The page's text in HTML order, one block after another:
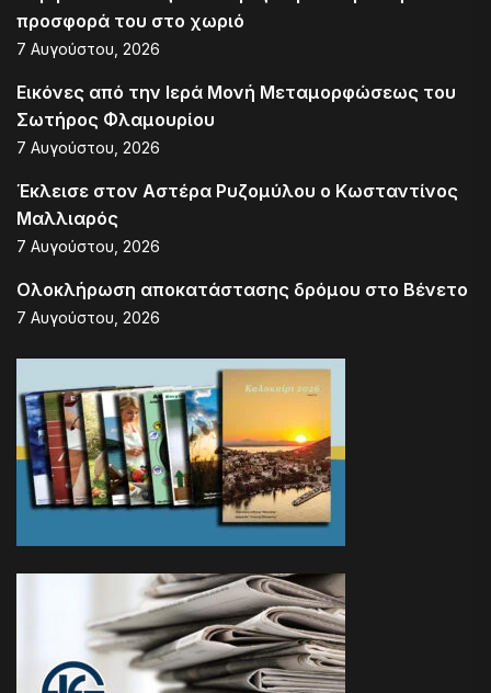
προσφορά του στο χωριό
7 Αυγούστου, 2026
Εικόνες από την Ιερά Μονή Μεταμορφώσεως του
Σωτήρος Φλαμουρίου
7 Αυγούστου, 2026
Έκλεισε στον Αστέρα Ρυζομύλου ο Κωσταντίνος
Μαλλιαρός
7 Αυγούστου, 2026
Ολοκλήρωση αποκατάστασης δρόμου στο Βένετο
7 Αυγούστου, 2026